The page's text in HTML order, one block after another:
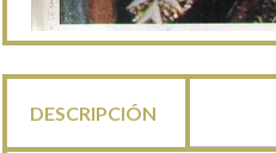
DESCRIPCIÓN